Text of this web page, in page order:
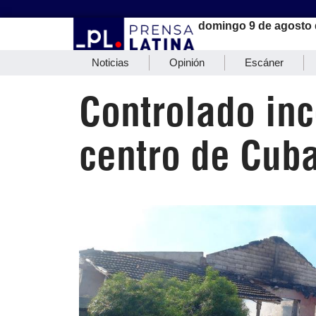
domingo 9 de agosto
Noticias Opinión Escáner
Controlado
centro de